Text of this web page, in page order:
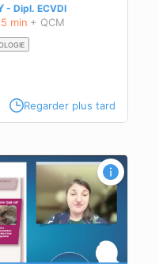
Dipl. ECVDI
min + QCM
Regarder plus tard